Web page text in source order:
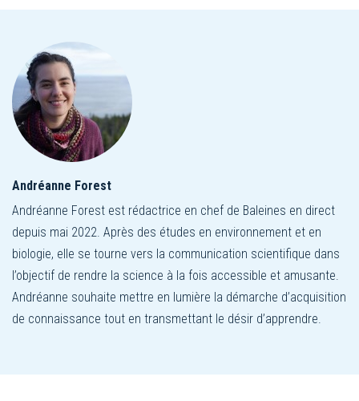
Andréanne Forest
Andréanne Forest est rédactrice en chef de Baleines en direct
depuis mai 2022. Après des études en environnement et en
biologie, elle se tourne vers la communication scientifique dans
l’objectif de rendre la science à la fois accessible et amusante.
Andréanne souhaite mettre en lumière la démarche d’acquisition
de connaissance tout en transmettant le désir d’apprendre.